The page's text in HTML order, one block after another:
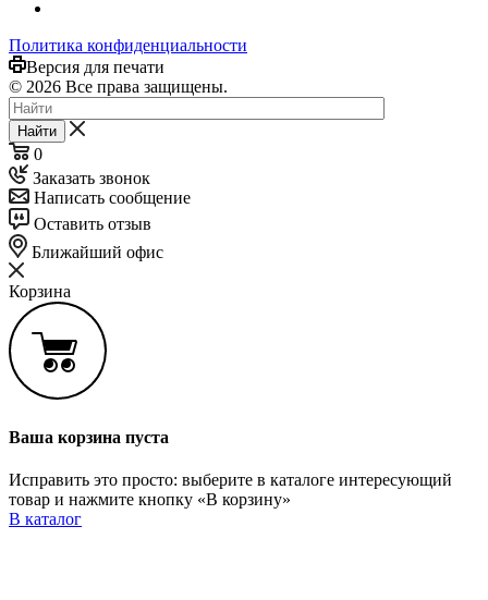
Политика конфиденциальности
Версия для печати
© 2026 Все права защищены.
Найти
0
Заказать звонок
Написать сообщение
Оставить отзыв
Ближайший офис
Корзина
Ваша корзина пуста
Исправить это просто: выберите в каталоге интересующий
товар и нажмите кнопку «В корзину»
В каталог